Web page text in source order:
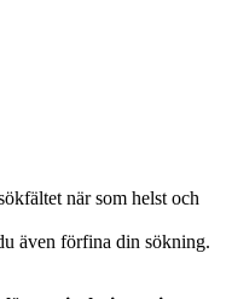
när som helst och
även förfina din sökning.